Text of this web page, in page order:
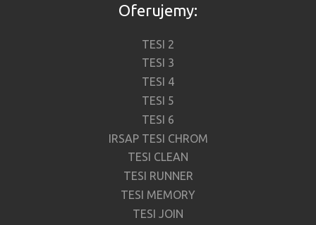
Oferujemy:
TESI 2
TESI 3
TESI 4
TESI 5
TESI 6
IRSAP TESI CHROM
TESI CLEAN
TESI RUNNER
TESI MEMORY
TESI JOIN